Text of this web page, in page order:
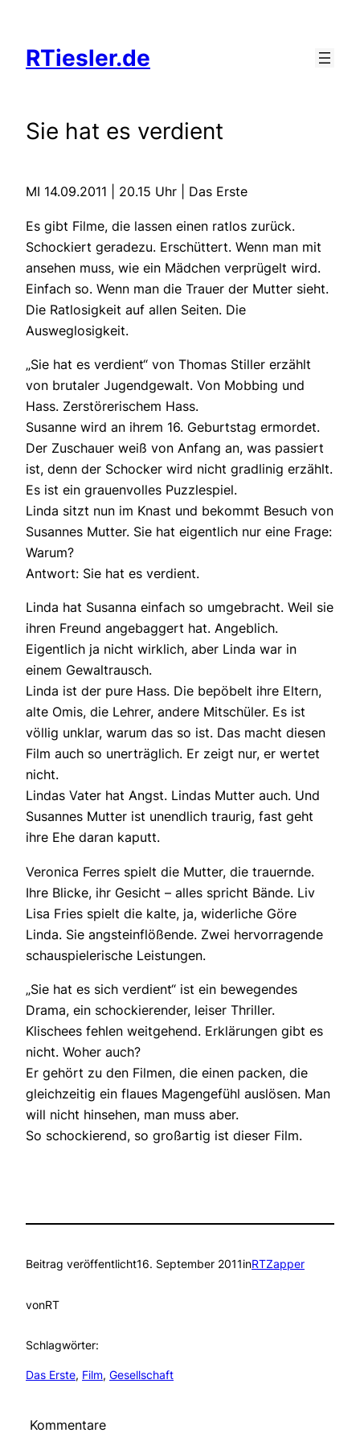
springen
RTiesler.de
Sie hat es verdient
MI 14.09.2011 | 20.15 Uhr | Das Erste
Es gibt Filme, die lassen einen ratlos zurück.
Schockiert geradezu. Erschüttert. Wenn man mit
ansehen muss, wie ein Mädchen verprügelt wird.
Einfach so. Wenn man die Trauer der Mutter sieht.
Die Ratlosigkeit auf allen Seiten. Die
Ausweglosigkeit.
„Sie hat es verdient“ von Thomas Stiller erzählt
von brutaler Jugendgewalt. Von Mobbing und
Hass. Zerstörerischem Hass.
Susanne wird an ihrem 16. Geburtstag ermordet.
Der Zuschauer weiß von Anfang an, was passiert
ist, denn der Schocker wird nicht gradlinig erzählt.
Es ist ein grauenvolles Puzzlespiel.
Linda sitzt nun im Knast und bekommt Besuch von
Susannes Mutter. Sie hat eigentlich nur eine Frage:
Warum?
Antwort: Sie hat es verdient.
Linda hat Susanna einfach so umgebracht. Weil sie
ihren Freund angebaggert hat. Angeblich.
Eigentlich ja nicht wirklich, aber Linda war in
einem Gewaltrausch.
Linda ist der pure Hass. Die bepöbelt ihre Eltern,
alte Omis, die Lehrer, andere Mitschüler. Es ist
völlig unklar, warum das so ist. Das macht diesen
Film auch so unerträglich. Er zeigt nur, er wertet
nicht.
Lindas Vater hat Angst. Lindas Mutter auch. Und
Susannes Mutter ist unendlich traurig, fast geht
ihre Ehe daran kaputt.
Veronica Ferres spielt die Mutter, die trauernde.
Ihre Blicke, ihr Gesicht – alles spricht Bände. Liv
Lisa Fries spielt die kalte, ja, widerliche Göre
Linda. Sie angsteinflößende. Zwei hervorragende
schauspielerische Leistungen.
„Sie hat es sich verdient“ ist ein bewegendes
Drama, ein schockierender, leiser Thriller.
Klischees fehlen weitgehend. Erklärungen gibt es
nicht. Woher auch?
Er gehört zu den Filmen, die einen packen, die
gleichzeitig ein flaues Magengefühl auslösen. Man
will nicht hinsehen, man muss aber.
So schockierend, so großartig ist dieser Film.
Beitrag veröffentlicht16. September 2011inRTZapper
vonRT
Schlagwörter:
Das Erste, Film, Gesellschaft
Kommentare